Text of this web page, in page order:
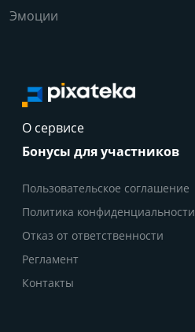
Эмоции
О сервисе
Бонусы для участников
Пользовательское соглашение
Политика конфиденциальности
Отказ от ответственности
Регламент
Контакты